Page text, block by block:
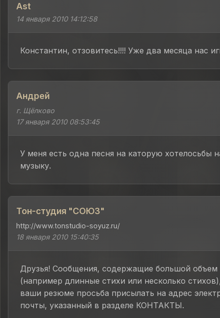
Ast
14 января 2010 14:12:58
Константин, отзовитесь!!!! Уже два месяца нас
Андрей
г. Щёлково
17 января 2010 08:53:45
У меня есть одна песня на каторую хотелосьбы
музыку.
Тон-студия "СОЮЗ"
http://www.tonstudio-soyuz.ru/
18 января 2010 15:40:35
Друзья! Сообщения, содержащие большой объем
(например длинные стихи или несколько
ваши резюме просьба присылать на адрес
почты, указанный в разделе КОНТАКТЫ.